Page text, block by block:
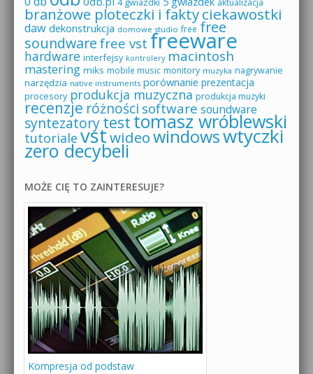
branżowe ploteczki i faktyciekawostki
daw dekonstrukcja domowe studio free free
soundware free vst freeware
hardware interfejsy kontrolery macintosh
mastering miks mobile music monitory muzyka nagrywanie
narzędzia native instruments porównanie prezentacja
procesory produkcja muzyczna produkcja muzyki
recenzje różności software soundware
syntezatorytesttomasz wróblewski
tutoriale vstwideowindowswtyczki
zero decybeli
MOŻE CIĘ TO ZAINTERESUJE?
Kompresja od podstaw